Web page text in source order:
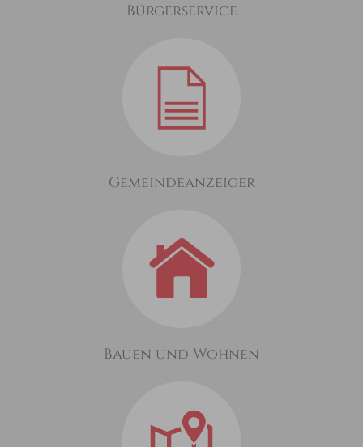
Bürgerservice
Gemeindeanzeiger
Bauen und Wohnen